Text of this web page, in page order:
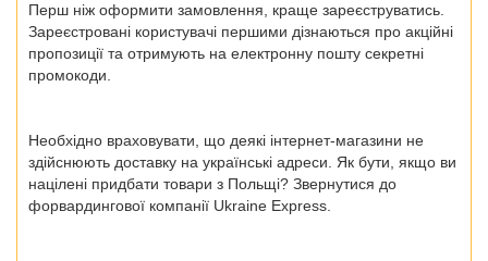
Перш ніж оформити замовлення, краще зареєструватись.
Зареєстровані користувачі першими дізнаються про акційні
пропозиції та отримують на електронну пошту секретні
промокоди.
Необхідно враховувати, що деякі інтернет-магазини не
здійснюють доставку на українські адреси. Як бути, якщо ви
націлені придбати товари з Польщі? Звернутися до
форвардингової компанії Ukraine Express.